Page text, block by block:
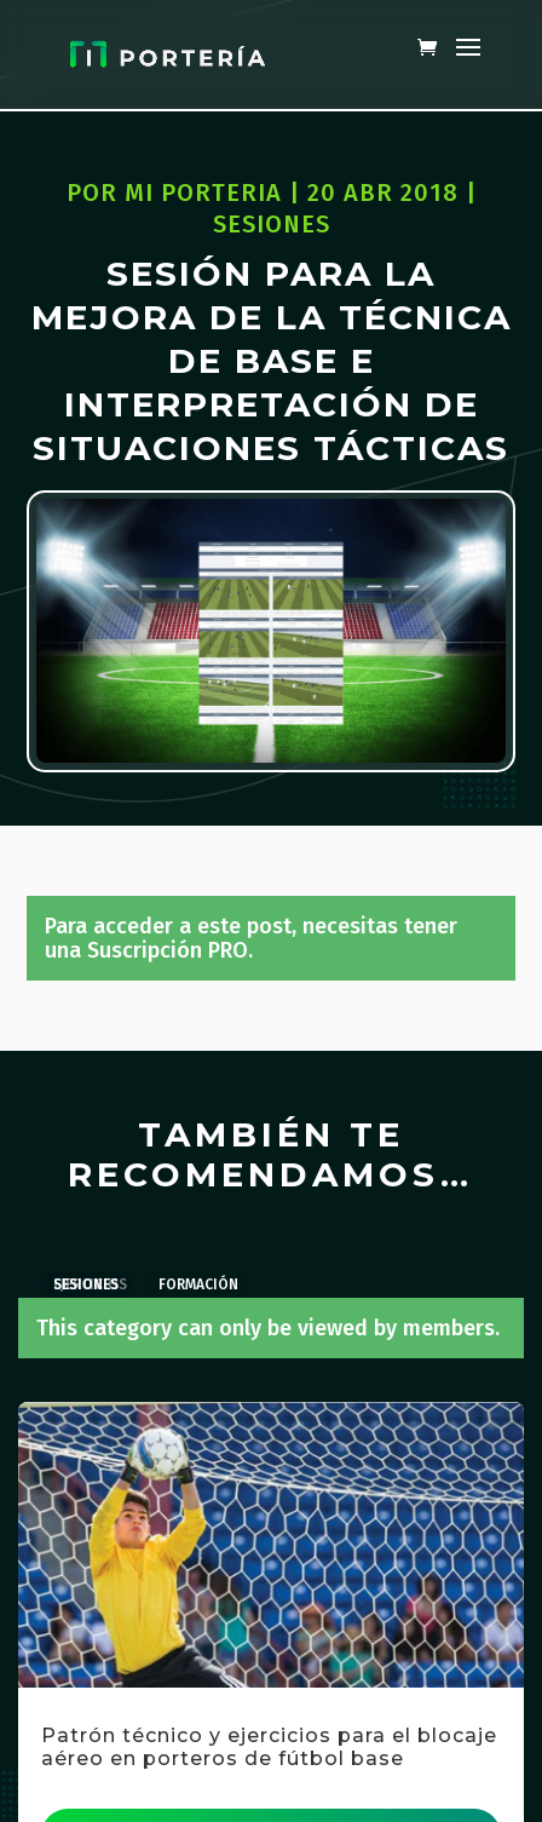
POR MI PORTERIA 20 ABR 2018
SESIONES
SESIÓN PARA LA
MEJORA DE LA TÉCNICA
DE BASE E
INTERPRETACIÓN DE
SITUACIONES TÁCTICAS
Para acceder a este post, necesitas tener
una Suscripción PRO.
TAMBIÉN TE
RECOMENDAMOS…
This category can only be viewed by members.
Patrón técnico y ejercicios para el blocaje
aéreo en porteros de fútbol base
EJERCICIOS FORMACIÓN
SESIONES
SESIONES